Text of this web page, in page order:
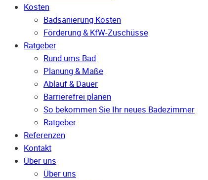
Kosten
Badsanierung Kosten
Förderung & KfW-Zuschüsse
Ratgeber
Rund ums Bad
Planung & Maße
Ablauf & Dauer
Barrierefrei planen
So bekommen Sie Ihr neues Badezimmer
Ratgeber
Referenzen
Kontakt
Über uns
Über uns